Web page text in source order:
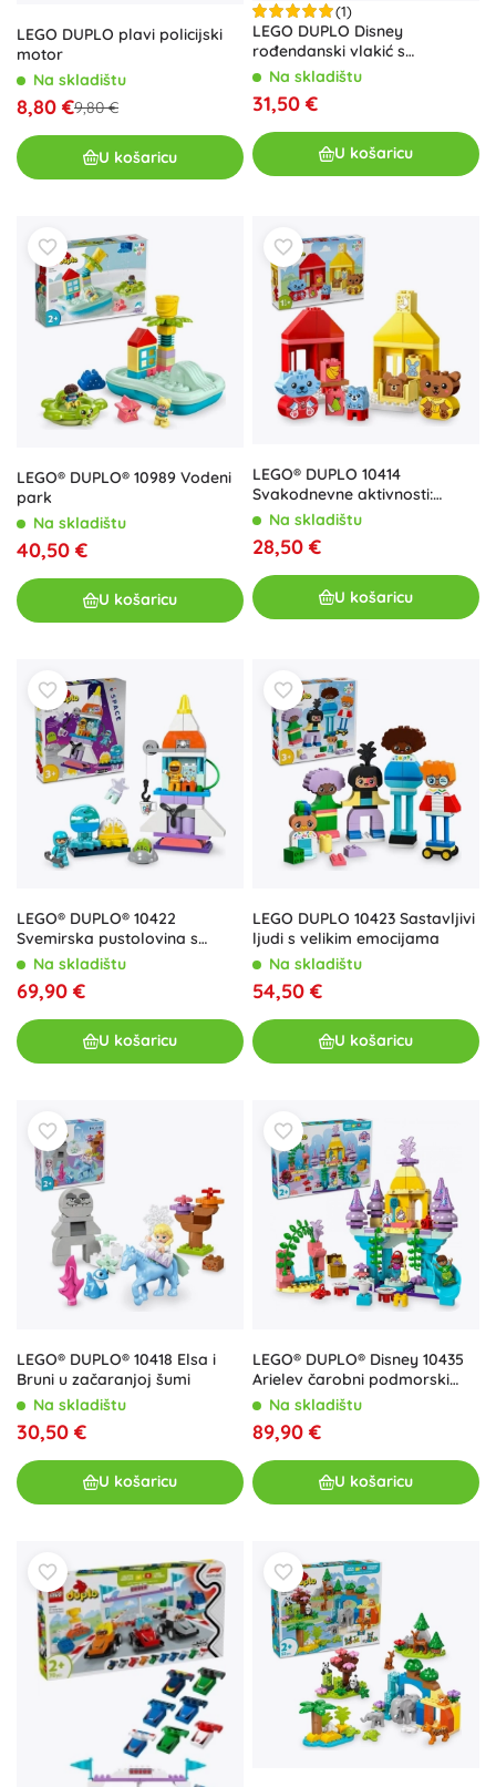
LEGO DUPLO plavi policijski
motor
Na skladištu
8,80 €9,80 €
U košaricu
(1)
LEGO DUPLO Disney
rođendanski vlakić s
MICKEYJEM, MINNIE i PLUTOM
Na skladištu
31,50 €
U košaricu
LEGO® DUPLO® 10989 Vodeni
park
Na skladištu
40,50 €
U košaricu
LEGO® DUPLO 10414
Svakodnevne aktivnosti:
Hrana i spavanje
Na skladištu
28,50 €
U košaricu
LEGO® DUPLO® 10422
Svemirska pustolovina s
raketoplanom 3u1
Na skladištu
69,90 €
U košaricu
LEGO DUPLO 10423 Sastavljivi
ljudi s velikim emocijama
Na skladištu
54,50 €
U košaricu
LEGO® DUPLO® 10418 Elsa i
Bruni u začaranjoj šumi
Na skladištu
30,50 €
U košaricu
LEGO® DUPLO® Disney 10435
Arielev čarobni podmorski
dvorac
Na skladištu
89,90 €
U košaricu